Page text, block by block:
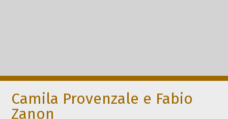
Camila Provenzale e Fabio
Zanon